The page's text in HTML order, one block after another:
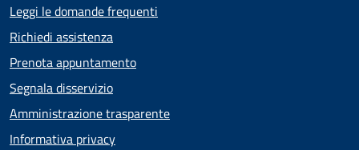
Leggi le domande frequenti
Richiedi assistenza
Prenota appuntamento
Segnala disservizio
Amministrazione trasparente
Informativa privacy